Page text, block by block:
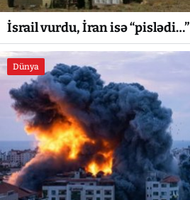
İsrail vurdu, İran isə “pislədi…”
Dünya